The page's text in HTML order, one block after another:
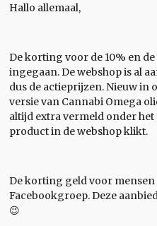
Hallo allemaal,
De korting voor de 10% en
ingegaan. De webshop is al
dus de actieprijzen. Nieuw in
versie van Cannabi Omega
altijd extra vermeld onder het
product in de webshop klikt.
De korting geld voor mensen
Facebookgroep. Deze
😉